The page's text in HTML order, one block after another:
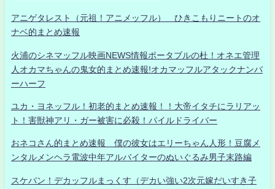
アニゲタレスト（元祖！アニメッフル） ひきこもりニートのオ
ナベ的まとめ速報
火浦のシネマッフル映画NEWS情報ポータブルの杜！オネエ管理
人オカマちゃんの鬼女的まとめ速報!オカマッフルアタックナンバ
ーハーフ
ユカ・ヨネッフル！初老的まとめ速報！！大帝イタチにラリアッ
ト！害獣神アリ・ガー被害に必殺！パイルドライバー
おネコさん的まとめ速報 僕の彼女はエリーちゃん人形！豆腐メ
ンタルメンヘラ電波中年アルバイターのぬいぐるみ男子末路編
スケバン！デカッフルまっくす（デカい強い2次元嫁だいすき子